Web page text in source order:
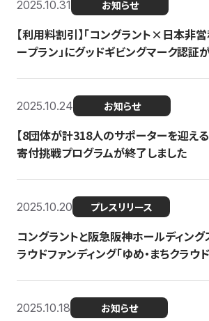
2025.10.31 お知らせ
【利用料割引】「コングラント×日本非
ープラン」にグッドギビングマーク認証
2025.10.24 お知らせ
【8団体が計318人のサポーターを迎え
寄付挑戦プログラムが終了しました
2025.10.20 プレスリリース
コングラントと阪急阪神ホールディング
ラウドファンディング「ゆめ・まちクラウ
2025.10.18 お知らせ